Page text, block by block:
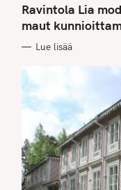
T
E
G
O
I
Ravintola Lia
maut
Lue lisää